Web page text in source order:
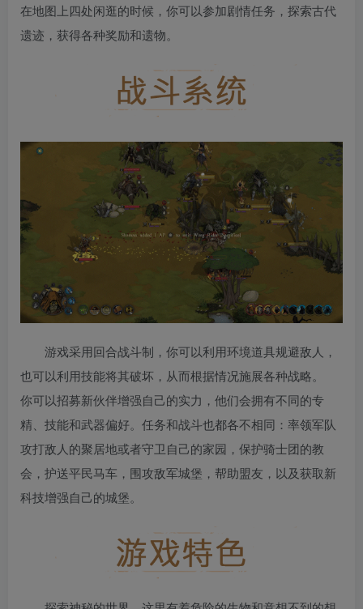
在地图上四处闲逛的时候，你可以参加剧情任务，探索古代
遗迹，获得各种奖励和遗物。
游戏采用回合战斗制，你可以利用环境道具规避敌人，
也可以利用技能将其破坏，从而根据情况施展各种战略。
你可以招募新伙伴增强自己的实力，他们会拥有不同的专
精、技能和武器偏好。任务和战斗也都各不相同：率领军队
攻打敌人的聚居地或者守卫自己的家园，保护骑士团的教
会，护送平民马车，围攻敌军城堡，帮助盟友，以及获取新
科技增强自己的城堡。